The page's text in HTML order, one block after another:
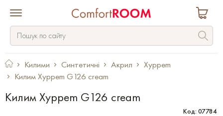
Килими Синтетичні Акрил
Xyppem
Килим Xyppem G126 cream
Килим Xyppem G126 cream
Код: 07784